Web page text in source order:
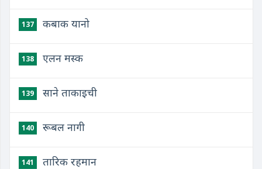
137 कबाक यानो
138 एलन मस्क
139 साने ताकाइची
140 रूबल नागी
141 तारिक रहमान